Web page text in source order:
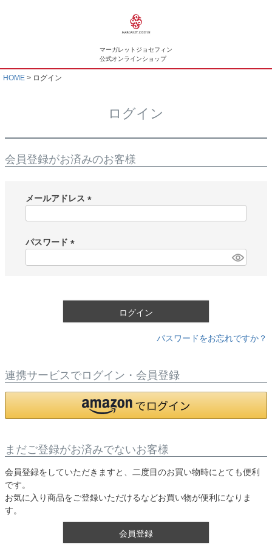
マーガレットジョセフィン
公式オンラインショップ
HOME ログイン
ログイン
会員登録がお済みのお客様
メールアドレス
)
パスワード
ログイン
パスワードをお忘れですか？
連携サービスでログイン・会員登録
まだご登録がお済みでないお客様
会員登録をしていただきますと、二度目のお買い物時にとても便利
です。
お気に入り商品をご登録いただけるなどお買い物が便利になりま
す。
会員登録